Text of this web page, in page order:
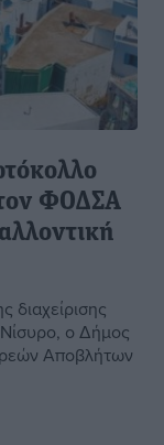
ΦΟΔΣΑ
διαχείρισης
ο Δήμος
Αποβλήτων